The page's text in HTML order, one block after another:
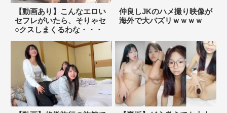
【動画あり】こんなエロい
セフレがいたら、そりゃセ
○クスしまくるわな・・・
仲良しJKのハメ撮り映像が
海外で大バズリｗｗｗｗ